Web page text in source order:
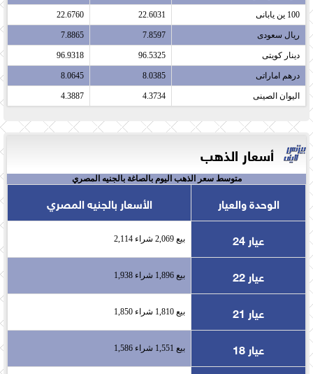
100 ين يابانى​ 22.6031
22.6760
ريال سعودى​ 7.8597
7.8865
دينار كويتى​ 96.5325
96.9318
درهم اماراتى​ 8.0385
8.0645
اليوان الصينى​ 4.3734
4.3887
أسعار الذهب
متوسط سعر الذهب اليوم بالصاغة بالجنيه المصري
الوحدة والعيار
الأسعار بالجنيه المصري
عيار 24
بيع 2,069 شراء 2,114
عيار 22 بيع 1,896 شراء 1,938
عيار 21 بيع 1,810 شراء 1,850
عيار 18 بيع 1,551 شراء 1,586